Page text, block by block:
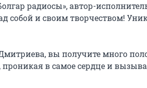
радиосы», автор-
собой и своим творчеством!
вы получите много
проникая в самое сердце и